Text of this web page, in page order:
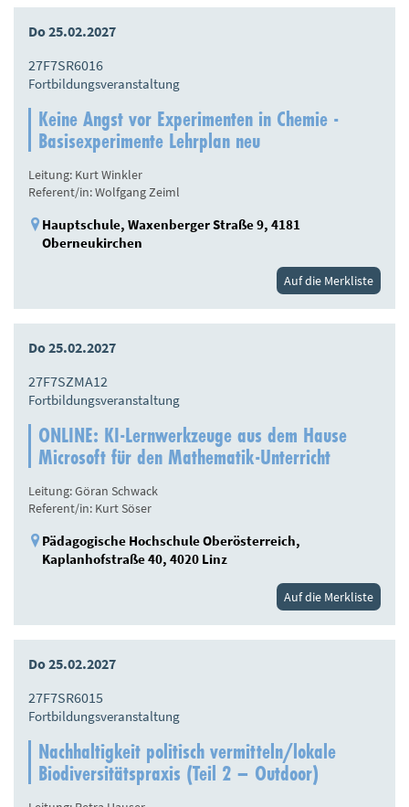
Do 25.02.2027
27F7SR6016
Fortbildungsveranstaltung
Keine Angst vor Experimenten in Chemie -
Basisexperimente Lehrplan neu
Leitung: Kurt Winkler
Referent/in: Wolfgang Zeiml
Hauptschule, Waxenberger Straße 9, 4181
Oberneukirchen
Auf die Merkliste
Do 25.02.2027
27F7SZMA12
Fortbildungsveranstaltung
ONLINE: KI-Lernwerkzeuge aus dem Hause
Microsoft für den Mathematik-Unterricht
Leitung: Göran Schwack
Referent/in: Kurt Söser
Pädagogische Hochschule Oberösterreich,
Kaplanhofstraße 40, 4020 Linz
Auf die Merkliste
Do 25.02.2027
27F7SR6015
Fortbildungsveranstaltung
Nachhaltigkeit politisch vermitteln/lokale
Biodiversitätspraxis (Teil 2 – Outdoor)